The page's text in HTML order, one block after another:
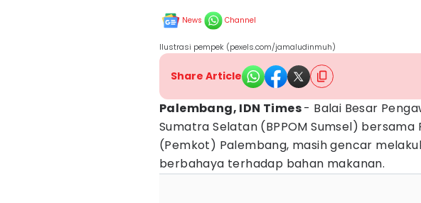
News Channel
Ilustrasi pempek (pexels.com/jamaludinmuh)
Share Article
Palembang, IDN Times- Balai Besar
Sumatra Selatan (BPPOM Sumsel)
(Pemkot) Palembang, masih gencar
berbahaya terhadap bahan makanan.